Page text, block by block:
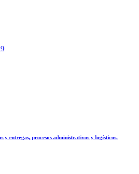
y entregas, procesos administrativos y logísticos.